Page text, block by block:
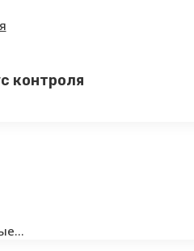
контроля